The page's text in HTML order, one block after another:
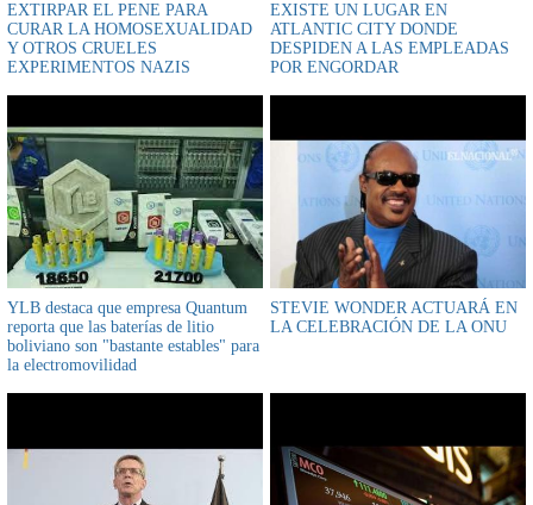
EXTIRPAR EL PENE PARA
CURAR LA HOMOSEXUALIDAD
Y OTROS CRUELES
EXPERIMENTOS NAZIS
EXISTE UN LUGAR EN
ATLANTIC CITY DONDE
DESPIDEN A LAS EMPLEADAS
POR ENGORDAR
YLB destaca que empresa Quantum
reporta que las baterías de litio
boliviano son "bastante estables" para
la electromovilidad
STEVIE WONDER ACTUARÁ EN
LA CELEBRACIÓN DE LA ONU